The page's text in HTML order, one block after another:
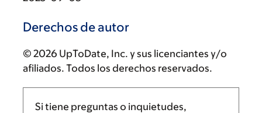
Derechos de autor
© 2026 UpToDate, Inc. y sus licenciantes y/o
afiliados. Todos los derechos reservados.
Si tiene preguntas o inquietudes,